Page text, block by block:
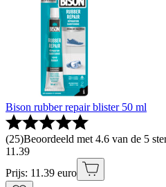
Bison rubber repair blister 50 ml
(25)Beoordeeld met 4.6 van de 5
11.39
Prijs: 11.39 euro